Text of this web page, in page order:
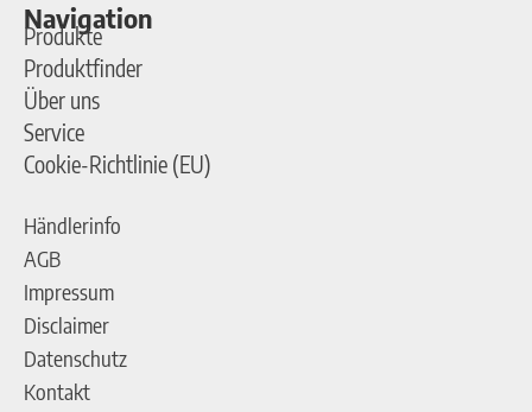
Navigation
Produkte
Produktfinder
Über uns
Service
Cookie-Richtlinie (EU)
Händlerinfo
AGB
Impressum
Disclaimer
Datenschutz
Kontakt